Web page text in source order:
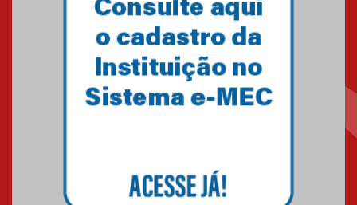
Primeiro culto do ano ressalta o
27.02.2026